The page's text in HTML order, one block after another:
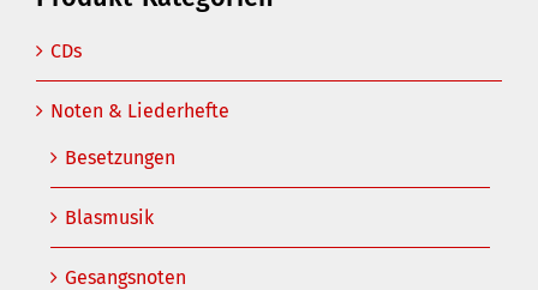
CDs
Noten & Liederhefte
Besetzungen
Blasmusik
Gesangsnoten